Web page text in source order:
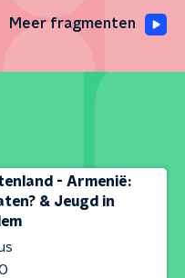
Meer fragmenten
- Armenië:
& Jeugd in